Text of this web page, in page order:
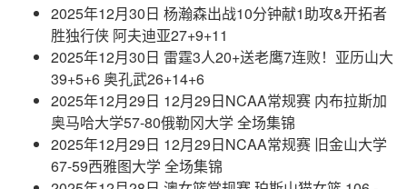
2025年12月30日 杨瀚森出战10分钟献1助攻&开拓者
胜独行侠 阿夫迪亚27+9+11
2025年12月30日 雷霆3人20+送老鹰7连败！亚历山大
39+5+6 奥孔武26+14+6
2025年12月29日 12月29日NCAA常规赛 内布拉斯加
奥马哈大学57-80俄勒冈大学 全场集锦
2025年12月29日 12月29日NCAA常规赛 旧金山大学
67-59西雅图大学 全场集锦